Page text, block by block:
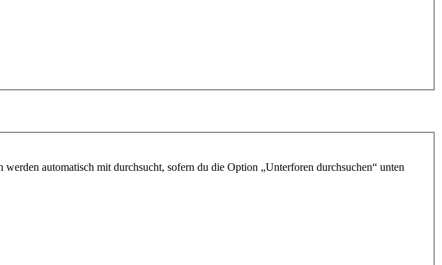
automatisch mit durchsucht, sofern du die Option „Unterforen durchsuchen“ unten